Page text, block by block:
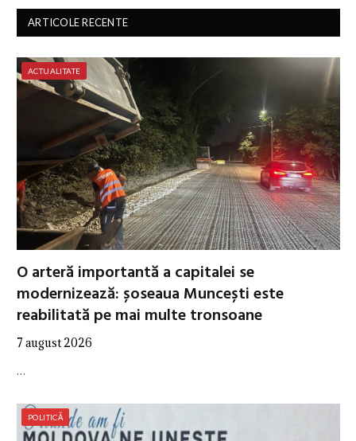
ARTICOLE RECENTE
ACTUALITATE
O arteră importantă a capitalei se
modernizează: șoseaua Muncești este
reabilitată pe mai multe tronsoane
7 august 2026
…
POLITICĂ